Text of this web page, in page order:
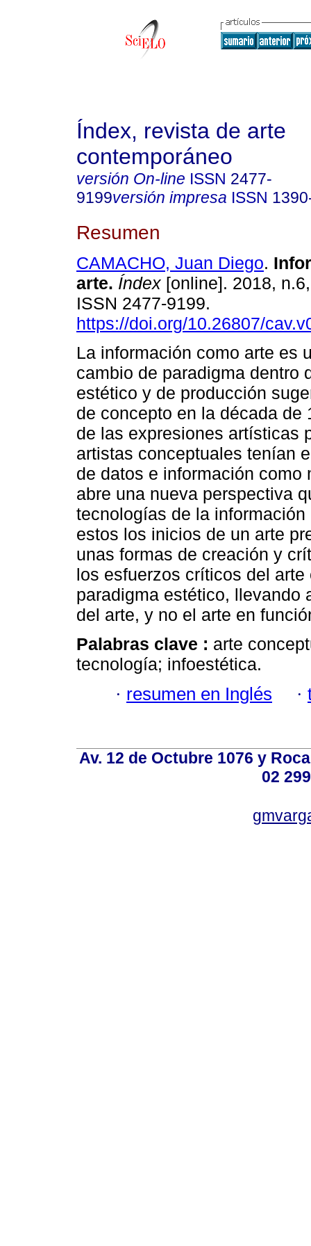
Índex, revista de arte
contemporáneo
versión On-line ISSN 2477-
9199versión impresa ISSN
Resumen
CAMACHO, Juan Diego.
arte. Índex [online]. 2018,
ISSN 2477-9199.
https://doi.org/10.26807/
La información como arte es
cambio de paradigma dentro
estético y de producción
de concepto en la década de
de las expresiones artísticas
artistas conceptuales tenían
de datos e información como
abre una nueva perspectiva
tecnologías de la
estos los inicios de un arte
unas formas de creación y
los esfuerzos críticos del
paradigma estético, llevando
del arte, y no el arte en
Palabras clave : arte
tecnología; infoestética.
· resumen en Inglés ·
Av. 12 de Octubre 1076 y
02